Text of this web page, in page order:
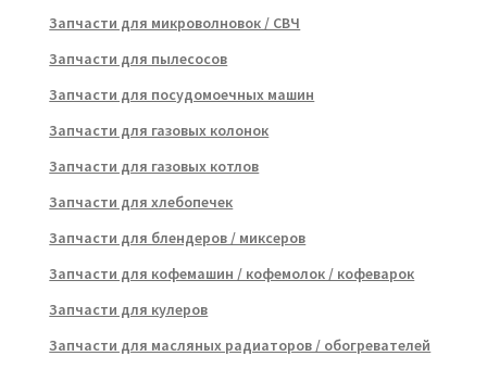
Запчасти для микроволновок / СВЧ
Запчасти для пылесосов
Запчасти для посудомоечных машин
Запчасти для газовых колонок
Запчасти для газовых котлов
Запчасти для хлебопечек
Запчасти для блендеров / миксеров
Запчасти для кофемашин / кофемолок / кофеварок
Запчасти для кулеров
Запчасти для масляных радиаторов / обогревателей